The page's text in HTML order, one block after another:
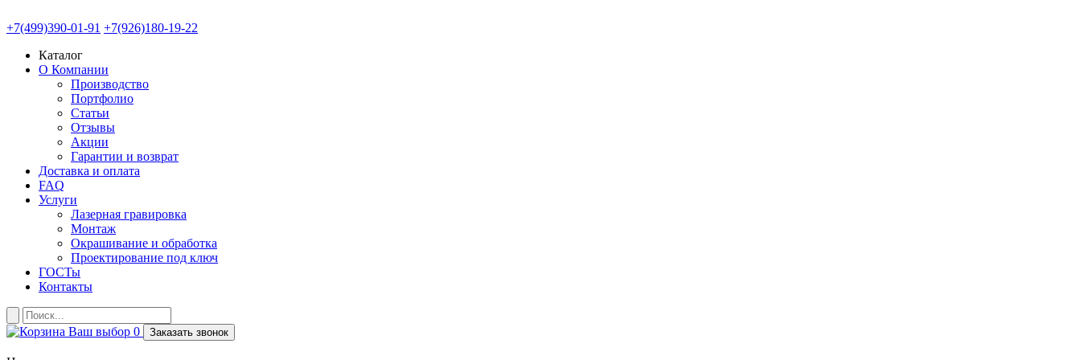
+7(499)390-01-91 +7(926)180-19-22
Каталог
О Компании
Производство
Портфолио
Статьи
Отзывы
Акции
Гарантии и возврат
Доставка и оплата
FAQ
Услуги
Лазерная гравировка
Монтаж
Окрашивание и обработка
Проектирование под ключ
ГОСТы
Контакты
Ваш выбор 0 Заказать звонок